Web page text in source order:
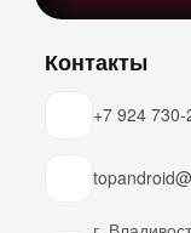
Контакты
+7 924 730-